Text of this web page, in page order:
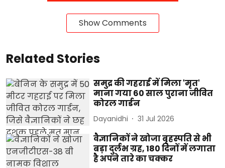
Show Comments
Related Stories
समुद्र की गहराई में मिला 'मृत'
माना गया 60 साल पुराना जीवित
कोरल गार्डन
Dayanidhi 31 Jul 2026
वैज्ञानिकों ने खोजा बृहस्पति से भी
बड़ा दुर्लभ ग्रह, 180 दिनों में लगाता
है अपने तारे का चक्कर